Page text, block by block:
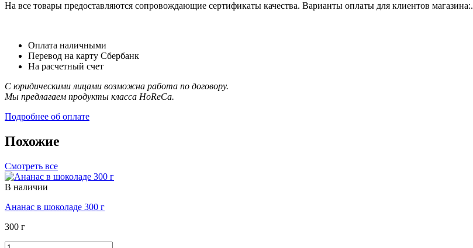
На все товары предоставляются сопровождающие сертификаты качества. Варианты оплаты для клиентов магазина:.
Оплата наличными
Перевод на карту Сбербанк
На расчетный счет
С юридическими лицами возможна работа по договору.
Мы предлагаем продукты класса HoReCa.
Подробнее об оплате
Похожие
Смотреть все
В наличии
Ананас в шоколаде 300 г
300 г